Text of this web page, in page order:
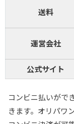
送料
運営会社
公式サイト
コンビニ払いがで
きます。オリパワ